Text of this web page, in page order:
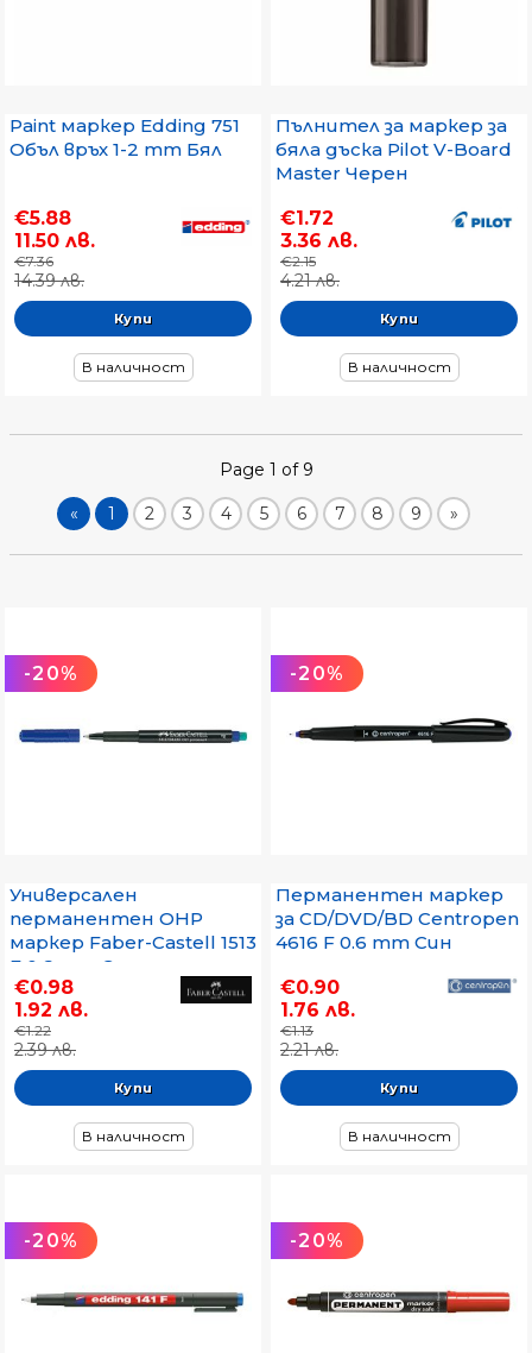
Paint маркер Edding 751
Объл връх 1-2 mm Бял
€5.88
11.50 лв.
€7.36
14.39 лв.
В наличност
Пълнител за маркер за
бяла дъска Pilot V-Board
Master Черен
€1.72
3.36 лв.
€2.15
4.21 лв.
В наличност
Page 1 of 9
« 1 2 3 4 5 6 7 8 9 »
-20%
Универсален
перманентен OHP
маркер Faber-Castell 1513
F 0.6 mm Син
€0.98
1.92 лв.
€1.22
2.39 лв.
В наличност
-20%
Перманентен маркер
за CD/DVD/BD Centropen
4616 F 0.6 mm Син
€0.90
1.76 лв.
€1.13
2.21 лв.
В наличност
-20% -20%